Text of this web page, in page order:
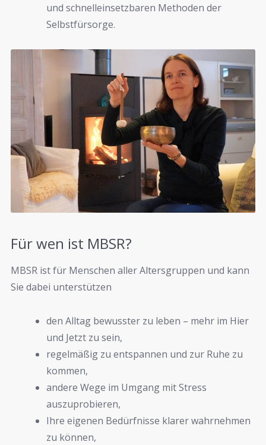
und schnelleinsetzbaren Methoden der
Selbstfürsorge.
Für wen ist MBSR?
MBSR ist für Menschen aller Altersgruppen und kann
Sie dabei unterstützen
den Alltag bewusster zu leben – mehr im Hier
und Jetzt zu sein,
regelmäßig zu entspannen und zur Ruhe zu
kommen,
andere Wege im Umgang mit Stress
auszuprobieren,
Ihre eigenen Bedürfnisse klarer wahrnehmen
zu können,